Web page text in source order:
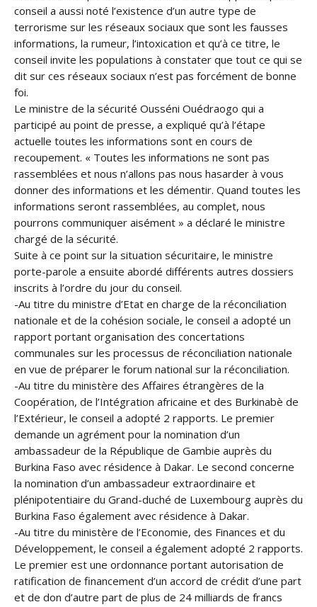
conseil a aussi noté l’existence d’un autre type de
terrorisme sur les réseaux sociaux que sont les fausses
informations, la rumeur, l’intoxication et qu’à ce titre, le
conseil invite les populations à constater que tout ce qui se
dit sur ces réseaux sociaux n’est pas forcément de bonne
foi.
Le ministre de la sécurité Ousséni Ouédraogo qui a
participé au point de presse, a expliqué qu’à l’étape
actuelle toutes les informations sont en cours de
recoupement. « Toutes les informations ne sont pas
rassemblées et nous n’allons pas nous hasarder à vous
donner des informations et les démentir. Quand toutes les
informations seront rassemblées, au complet, nous
pourrons communiquer aisément » a déclaré le ministre
chargé de la sécurité.
Suite à ce point sur la situation sécuritaire, le ministre
porte-parole a ensuite abordé différents autres dossiers
inscrits à l’ordre du jour du conseil.
-Au titre du ministre d’Etat en charge de la réconciliation
nationale et de la cohésion sociale, le conseil a adopté un
rapport portant organisation des concertations
communales sur les processus de réconciliation nationale
en vue de préparer le forum national sur la réconciliation.
-Au titre du ministère des Affaires étrangères de la
Coopération, de l’Intégration africaine et des Burkinabè de
l’Extérieur, le conseil a adopté 2 rapports. Le premier
demande un agrément pour la nomination d’un
ambassadeur de la République de Gambie auprès du
Burkina Faso avec résidence à Dakar. Le second concerne
la nomination d’un ambassadeur extraordinaire et
plénipotentiaire du Grand-duché de Luxembourg auprès du
Burkina Faso également avec résidence à Dakar.
-Au titre du ministère de l’Economie, des Finances et du
Développement, le conseil a également adopté 2 rapports.
Le premier est une ordonnance portant autorisation de
ratification de financement d’un accord de crédit d’une part
et de don d’autre part de plus de 24 milliards de francs